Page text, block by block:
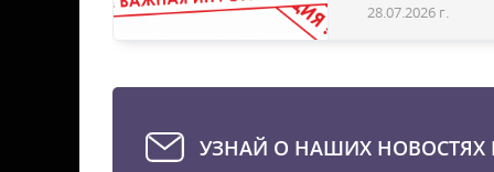
28.07.2026 г.
УЗНАЙ О НАШИХ НОВОСТЯХ